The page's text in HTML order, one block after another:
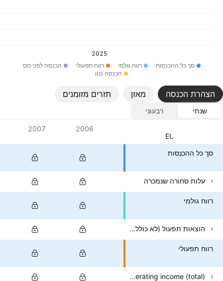
2025
סך כל ההכנסות
רווח גולמי רווח תפעולי
הכנסה לפני מס
הכנסה נטו
הצהרת הכנסה מאזן תזרים מזומנים
שנתי
רבעוני
2006
2007
סך כל ההכנסות
עלות סחורה שנמכרה
רווח גולמי
הוצאות תפעול (לא כולל COGS)
רווח תפעולי
Non-operating income (total)